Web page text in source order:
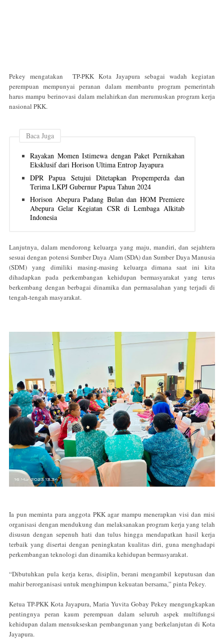
Pekey mengatakan TP-PKK Kota Jayapura sebagai wadah kegiatan
perempuan mempunyai peranan dalam membantu program pemerintah
harus mampu berinovasi dalam melahirkan dan merumuskan program kerja
nasional PKK.
Baca Juga
Rayakan Momen Istimewa dengan Paket Pernikahan
Eksklusif dari Horison Ultima Entrop Jayapura
DPR Papua Setujui Ditetapkan Propemperda dan
Terima LKPJ Gubernur Papua Tahun 2024
Horison Abepura Padang Bulan dan HOM Premiere
Abepura Gelar Kegiatan CSR di Lembaga Alkitab
Indonesia
Lanjutnya, dalam mendorong keluarga yang maju, mandiri, dan sejahtera
sesuai dengan potensi Sumber Daya Alam (SDA) dan Sumber Daya Manusia
(SDM) yang dimiliki masing-masing keluarga dimana saat ini kita
dihadapkan pada perkembangan kehidupan bermasyarakat yang terus
berkembang dengan berbagai dinamika dan permasalahan yang terjadi di
tengah-tengah masyarakat.
Ia pun meminta para anggota PKK agar mampu menerapkan visi dan misi
organisasi dengan mendukung dan melaksanakan program kerja yang telah
disusun dengan sepenuh hati dan tulus hingga mendapatkan hasil kerja
terbaik yang disertai dengan peningkatan kualitas diri, guna menghadapi
perkembangan teknologi dan dinamika kehidupan bermasyarakat.
“Dibutuhkan pula kerja keras, disiplin, berani mengambil keputusan dan
mahir berorganisasi untuk menghimpun kekuatan bersama,” pinta Pekey.
Ketua TP-PKK Kota Jayapura, Maria Yuvita Gobay Pekey mengungkapkan
pentingnya peran kaum perempuan dalam seluruh aspek multifungsi
kehidupan dalam mensukseskan pembangunan yang berkelanjutan di Kota
Jayapura.